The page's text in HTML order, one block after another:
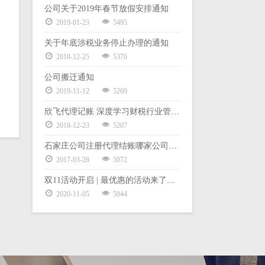
公司关于2019年春节放假安排通知
2019-01-23 5495
关于年底涉税业务停止办理的通知
2018-12-25 5376
公司搬迁通知
2019-11-12 5269
2018-12-23 5207
2017-03-28 5072
2020-11-05 5044